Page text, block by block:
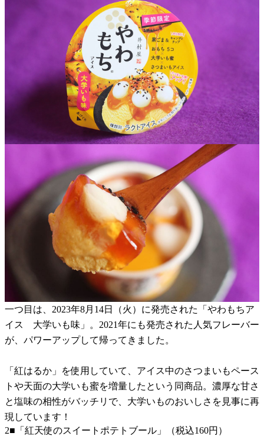
一つ目は、2023年8月14日（火）に発売された「やわもちア
イス 大学いも味」。2021年にも発売された人気フレーバー
が、パワーアップして帰ってきました。
「紅はるか」を使用していて、アイス中のさつまいもペース
トや天面の大学いも蜜を増量したという同商品。濃厚な甘さ
と塩味の相性がバッチリで、大学いものおいしさを見事に再
現しています！
2■「紅天使のスイートポテトブール」（税込160円）